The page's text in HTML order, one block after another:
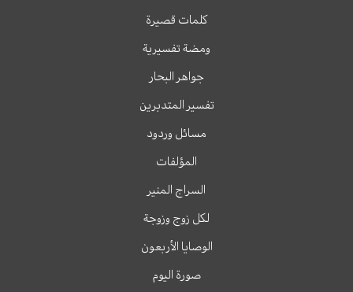
كلمات قصيرة
ومضة تفسيرية
جواهر البحار
تفسير المتدبرين
مسائل وردود
المؤلفات
السراج المنير
لكل زوج وزوجة
الوصايا الأربعون
صورة اليوم